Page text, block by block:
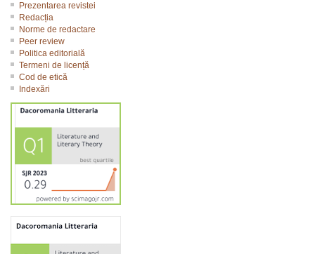
Prezentarea revistei
Redacția
Norme de redactare
Peer review
Politica editorială
Termeni de licență
Cod de etică
Indexări